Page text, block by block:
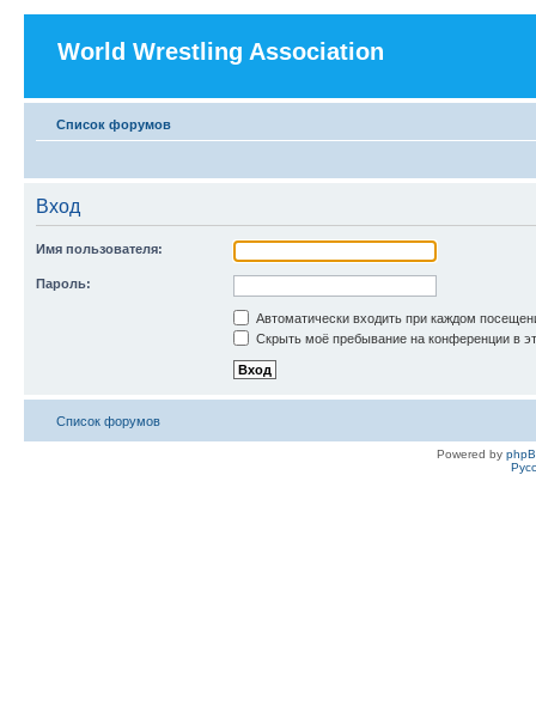
World Wrestling Association
Список форумов
Вход
Имя пользователя:
Пароль:
Автоматически входить при каждом
Скрыть моё пребывание на конференции в
Список форумов
Powered by